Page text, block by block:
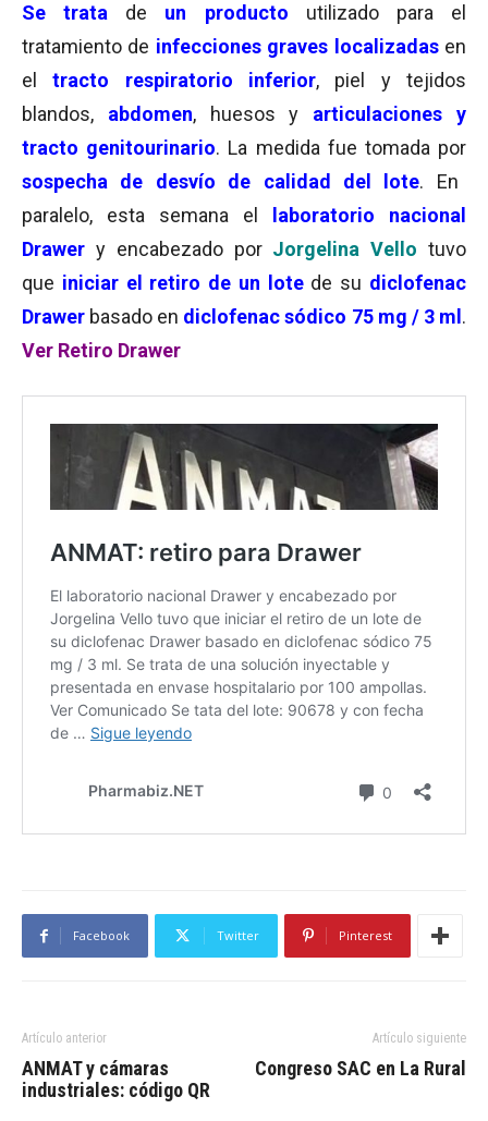
Se trata de un producto utilizado para el
tratamiento de infecciones graves localizadasen
el
tracto respiratorio inferior, piel y tejidos
blandos, abdomen, huesos y articulaciones y
tracto genitourinario. La medida fue tomada por
sospecha de desvío de calidad del lote. En
paralelo, esta semana el
laboratorio nacional
Drawer y encabezado por Jorgelina Vello tuvo
que iniciar el retiro de un lote de su diclofenac
Drawer basado en diclofenac sódico 75 mg / 3 ml .
Ver Retiro Drawer
Facebook Twitter Pinterest
Artículo anterior
ANMAT y cámaras
industriales: código QR
Artículo siguiente
Congreso SAC en La Rural